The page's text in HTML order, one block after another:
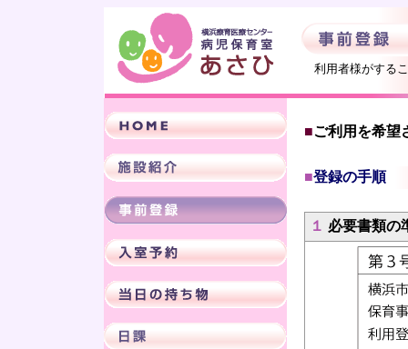
利用者様がする
■ご利用を希望
■登録の手順
１ 必要書類の